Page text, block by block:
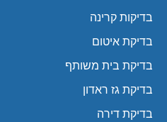
בדיקות קרינה
בדיקת איטום
בדיקת בית משותף
בדיקת גז ראדון
בדיקת דירה